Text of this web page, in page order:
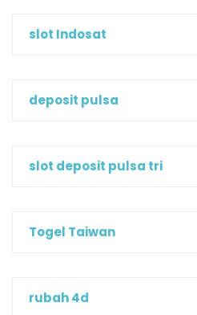
slot Indosat
deposit pulsa
slot deposit pulsa tri
Togel Taiwan
rubah 4d